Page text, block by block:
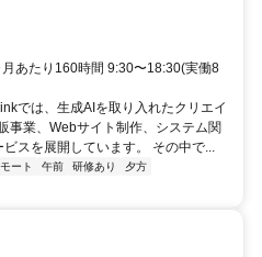
あたり160時間 9:30〜18:30(実働8
では、生成AIを取り入れたクリエイ
事業、Webサイト制作、システム関
スを展開しています。 その中で...
ート 午前 研修あり
夕方